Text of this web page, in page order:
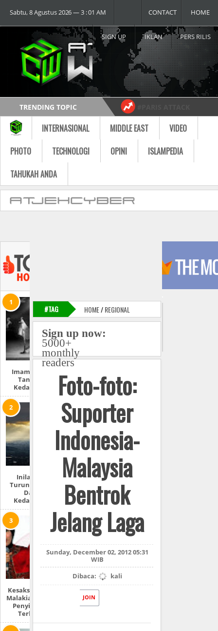
Sabtu, 8 Agustus 2026 ― 3 : 01 AM HOME
CONTACT
PERS RILIS
IKLAN
SIGN UP
TRENDING TOPIC
#USA vs RUSSIA #MOST VIDEO
Follow
INTERNASIONAL MIDDLE EAST
VIDEO
PHOTO
TECHNOLOGI OPINI
ISLAMPEDIA
TAHUKAH ANDA
Imam Mahdi Dan
Tanda-Tanda
Kedatangannya
Inilah Tempat
Turunnya Nabi Isa
Dan 7 Ciri
Kedatangannya
Kesaksian Sandrina
Malakiano | Mantan
Penyiar MetroTV
Terkait Jilbab
#TAG HOME/REGIONAL
Sign up now:
5000+
monthly
readers
Foto-foto:
Suporter
Indonesia-
Malaysia
Bentrok
Jelang Laga
Sunday, December 02, 2012 05:31
WIB
Dibaca:
kali
JOIN